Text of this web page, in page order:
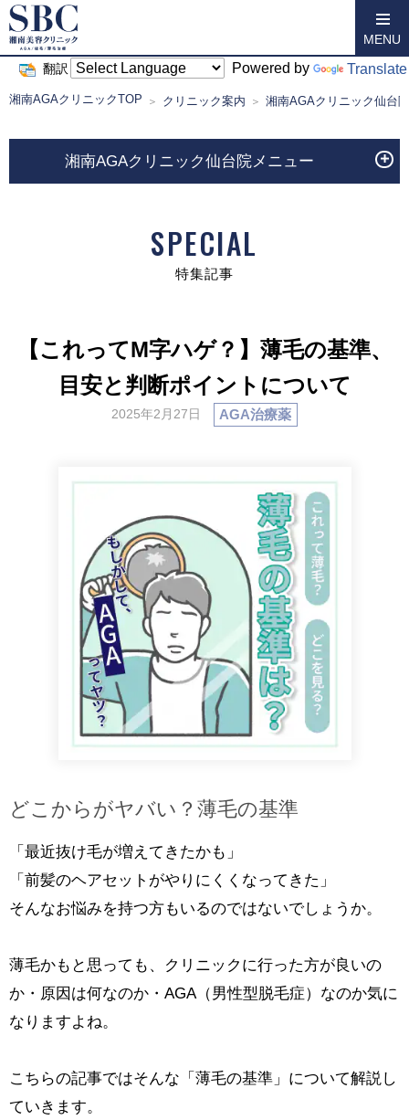
翻訳 Powered by Translate
MENU
湘南AGAクリニックTOP クリニック案内 湘南AGAクリニック仙台院
湘南AGAクリニック仙台院メニュー
SPECIAL
特集記事
【これってM字ハゲ？】薄毛の基準、
目安と判断ポイントについて
2025年2月27日 AGA治療薬
どこからがヤバい？薄毛の基準
「最近抜け毛が増えてきたかも」
「前髪のヘアセットがやりにくくなってきた」
そんなお悩みを持つ方もいるのではないでしょうか。
薄毛かもと思っても、クリニックに行った方が良いの
か・原因は何なのか・AGA（男性型脱毛症）なのか気に
なりますよね。
こちらの記事ではそんな「薄毛の基準」について解説し
ていきます。